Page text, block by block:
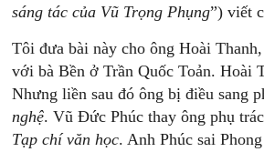
sáng tác của Vũ Trọng Phụng”) viết
Tôi đưa bài này cho ông Hoài
với bà Bền ở Trần Quốc Toản. Hoài
Nhưng liền sau đó ông bị điều sang
nghệ. Vũ Đức Phúc thay ông phụ
Tạp chí văn học. Anh Phúc sai